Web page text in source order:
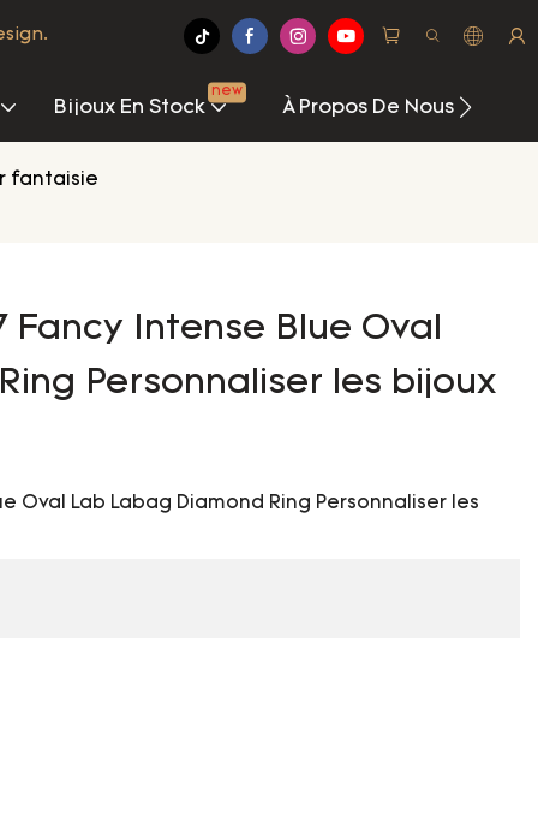
Bijoux En Stock
new
À Propos De Nous
fantaisie
Fancy Intense Blue Oval
Personnaliser les bijoux
Oval Lab Labag Diamond Ring Personnaliser les